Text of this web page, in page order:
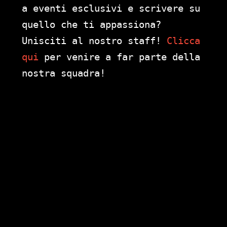
a eventi esclusivi e scrivere su
quello che ti appassiona?
Unisciti al nostro staff! Clicca
qui per venire a far parte della
nostra squadra!